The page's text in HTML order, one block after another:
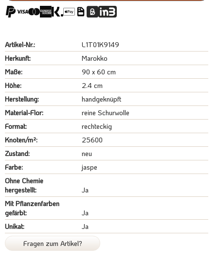
Artikel-Nr.:
L1T01K9149
Herkunft:
Marokko
Maße:
90 x 60 cm
Höhe:
2.4 cm
Herstellung:
handgeknüpft
Material-Flor:
reine Schurwolle
Format:
rechteckig
Knoten/m²:
25600
Zustand:
neu
Farbe:
jaspe
Ohne Chemie
hergestellt:
Ja
Mit Pflanzenfarben
gefärbt:
Ja
Unikat:
Ja
Fragen zum Artikel?